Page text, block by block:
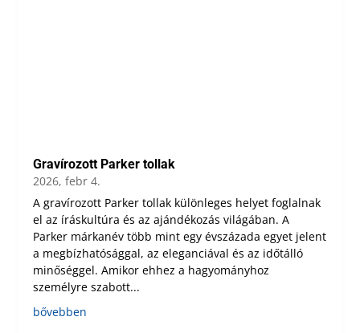
Gravírozott Parker tollak
2026, febr 4.
A gravírozott Parker tollak különleges helyet foglalnak
el az íráskultúra és az ajándékozás világában. A
Parker márkanév több mint egy évszázada egyet jelent
a megbízhatósággal, az eleganciával és az időtálló
minőséggel. Amikor ehhez a hagyományhoz
személyre szabott...
bővebben